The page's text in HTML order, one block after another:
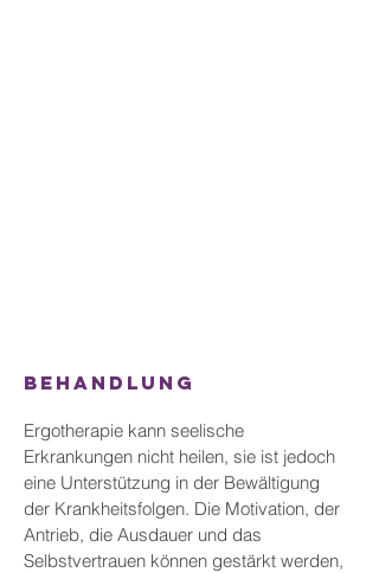
Behandlung
Ergotherapie kann seelische
Erkrankungen nicht heilen, sie ist jedoch
eine Unterstützung in der Bewältigung
der Krankheitsfolgen. Die Motivation, der
Antrieb, die Ausdauer und das
Selbstvertrauen können gestärkt werden,